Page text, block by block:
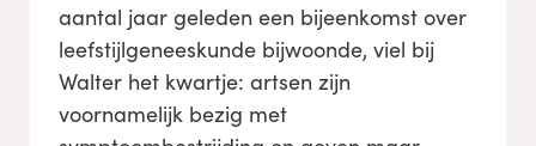
aantal jaar geleden een bijeenkomst over
leefstijlgeneeskunde bijwoonde, viel bij
Walter het kwartje: artsen zijn
voornamelijk bezig met